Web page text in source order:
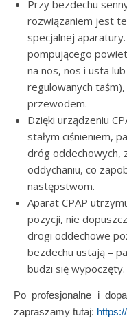
Przy bezdechu
rozwiązaniem jest
specjalnej aparatury.
pompującego
na nos, nos i usta
regulowanych
przewodem.
Dzięki urządzeniu
stałym ciśnieniem,
dróg oddechowych,
oddychaniu, co
następstwom.
Aparat CPAP
pozycji, nie
drogi oddechowe
bezdechu ustają –
budzi się wypoczęty.
Po profesjonalne i
zapraszamy tutaj: